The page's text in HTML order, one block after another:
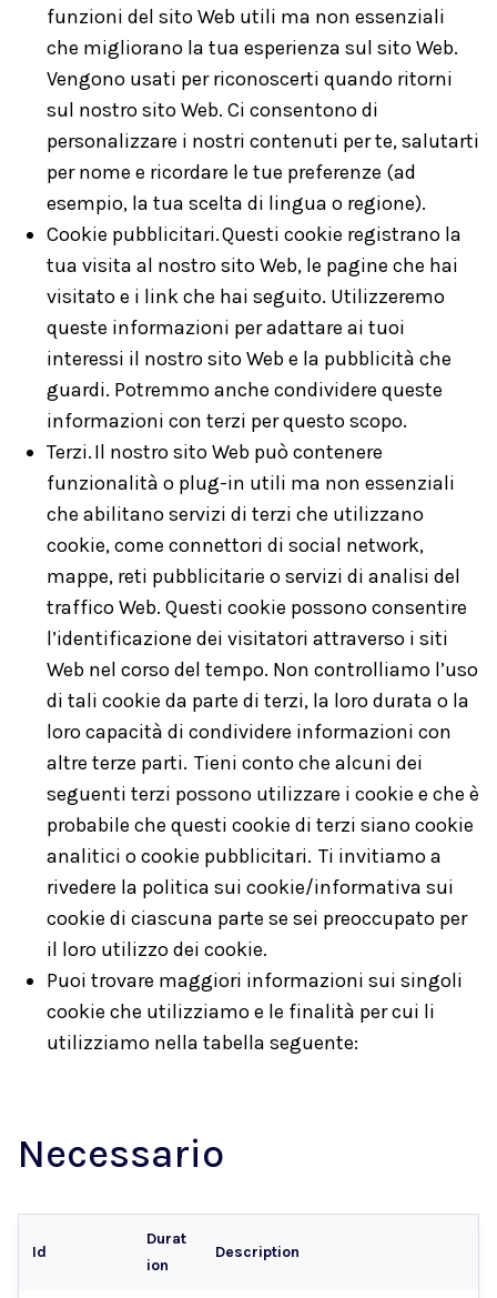
funzioni del sito Web utili ma non essenziali
che migliorano la tua esperienza sul sito Web.
Vengono usati per riconoscerti quando ritorni
sul nostro sito Web. Ci consentono di
personalizzare i nostri contenuti per te, salutarti
per nome e ricordare le tue preferenze (ad
esempio, la tua scelta di lingua o regione).
Cookie pubblicitari. Questi cookie registrano la
tua visita al nostro sito Web, le pagine che hai
visitato e i link che hai seguito. Utilizzeremo
queste informazioni per adattare ai tuoi
interessi il nostro sito Web e la pubblicità che
guardi. Potremmo anche condividere queste
informazioni con terzi per questo scopo.
Terzi. Il nostro sito Web può contenere
funzionalità o plug-in utili ma non essenziali
che abilitano servizi di terzi che utilizzano
cookie, come connettori di social network,
mappe, reti pubblicitarie o servizi di analisi del
traffico Web. Questi cookie possono consentire
l’identificazione dei visitatori attraverso i siti
Web nel corso del tempo. Non controlliamo l’uso
di tali cookie da parte di terzi, la loro durata o la
loro capacità di condividere informazioni con
altre terze parti. Tieni conto che alcuni dei
seguenti terzi possono utilizzare i cookie e che è
probabile che questi cookie di terzi siano cookie
analitici o cookie pubblicitari. Ti invitiamo a
rivedere la politica sui cookie/informativa sui
cookie di ciascuna parte se sei preoccupato per
il loro utilizzo dei cookie.
Puoi trovare maggiori informazioni sui singoli
cookie che utilizziamo e le finalità per cui li
utilizziamo nella tabella seguente:
Necessario
Id
Durat
ion
Description